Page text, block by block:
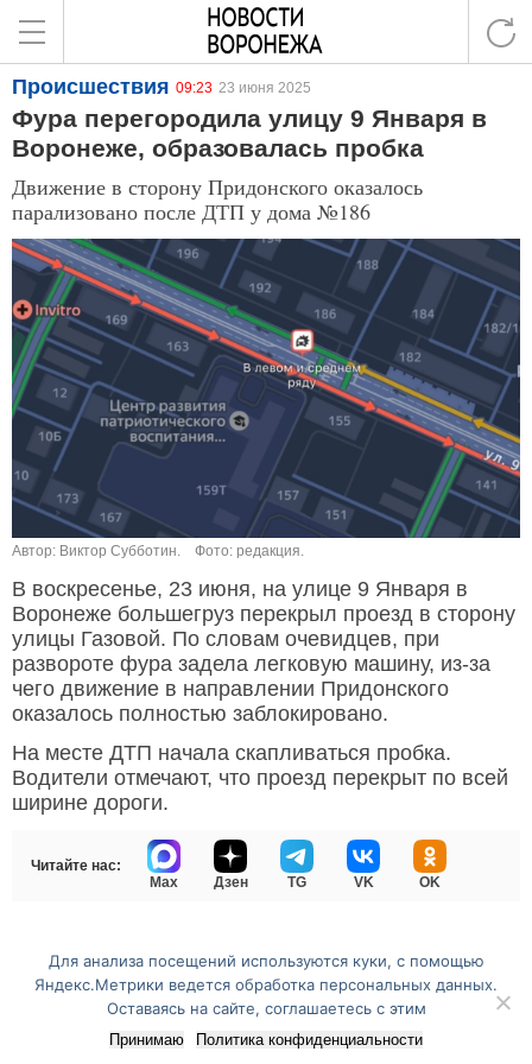
Происшествия 09:23 23 июня 2025
Фура перегородила улицу 9 Января в
Воронеже, образовалась пробка
Движение в сторону Придонского оказалось
парализовано после ДТП у дома №186
Автор: Виктор Субботин. Фото: редакция.
В воскресенье, 23 июня, на улице 9 Января в
Воронеже большегруз перекрыл проезд в сторону
улицы Газовой. По словам очевидцев, при
развороте фура задела легковую машину, из-за
чего движение в направлении Придонского
оказалось полностью заблокировано.
На месте ДТП начала скапливаться пробка.
Водители отмечают, что проезд перекрыт по всей
ширине дороги.
Читайте нас:
Max
Дзен TG VK OK
Перейти на полную версию сайта
Для анализа посещений используются куки, с помощью
Яндекс.Метрики ведется обработка персональных данных.
Оставаясь на сайте, соглашаетесь с этим
Принимаю Политика конфиденциальности